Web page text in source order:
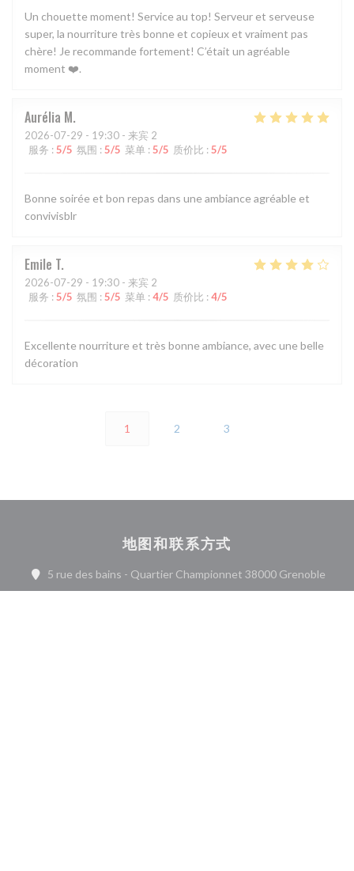
Un chouette moment! Service au top! Serveur et serveuse
super, la nourriture très bonne et copieux et vraiment pas
chère! Je recommande fortement! C’était un agréable
moment ❤️.
Aurélia M
2026-07-29 - 19:30 - 来宾 2
服务 : 5/5 氛围 : 5/5 菜单 : 5/5 质价比 : 5/5
Bonne soirée et bon repas dans une ambiance agréable et
convivisblr
Emile T
2026-07-29 - 19:30 - 来宾 2
服务 : 5/5 氛围 : 5/5 菜单 : 4/5 质价比 : 4/5
Excellente nourriture et très bonne ambiance, avec une belle
décoration
1 2 3
地图和联系方式
5 rue des bains - Quartier Championnet 38000 Grenoble((在